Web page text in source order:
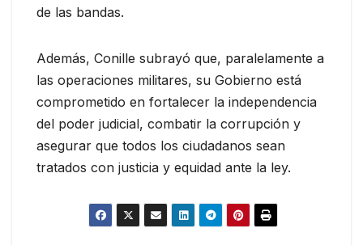
de las bandas.
Además, Conille subrayó que, paralelamente a
las operaciones militares, su Gobierno está
comprometido en fortalecer la independencia
del poder judicial, combatir la corrupción y
asegurar que todos los ciudadanos sean
tratados con justicia y equidad ante la ley.